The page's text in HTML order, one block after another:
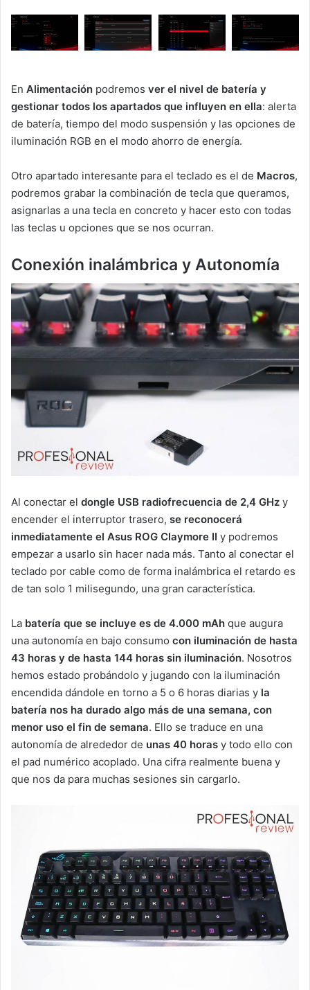
En Alimentación podremos ver el nivel de batería y
gestionar todos los apartados que influyen en ella: alerta
de batería, tiempo del modo suspensión y las opciones de
iluminación RGB en el modo ahorro de energía.
Otro apartado interesante para el teclado es el de Macros,
podremos grabar la combinación de tecla que queramos,
asignarlas a una tecla en concreto y hacer esto con todas
las teclas u opciones que se nos ocurran.
Conexión inalámbrica y Autonomía
Al conectar el dongle USB radiofrecuencia de 2,4 GHz y
encender el interruptor trasero, se reconocerá
inmediatamente el Asus ROG Claymore II y podremos
empezar a usarlo sin hacer nada más. Tanto al conectar el
teclado por cable como de forma inalámbrica el retardo es
de tan solo 1 milisegundo, una gran característica.
La batería que se incluye es de 4.000 mAh que augura
una autonomía en bajo consumo con iluminación de hasta
43 horas y de hasta 144 horas sin iluminación. Nosotros
hemos estado probándolo y jugando con la iluminación
encendida dándole en torno a 5 o 6 horas diarias y la
batería nos ha durado algo más de una semana, con
menor uso el fin de semana. Ello se traduce en una
autonomía de alrededor de unas 40 horas y todo ello con
el pad numérico acoplado. Una cifra realmente buena y
que nos da para muchas sesiones sin cargarlo.